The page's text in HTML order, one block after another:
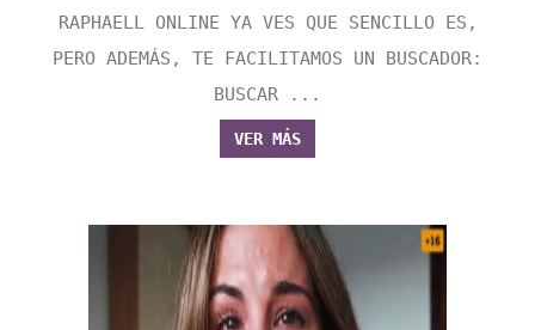
RAPHAELL ONLINE YA VES QUE SENCILLO ES,
PERO ADEMÁS, TE FACILITAMOS UN BUSCADOR:
BUSCAR ...
VER MÁS